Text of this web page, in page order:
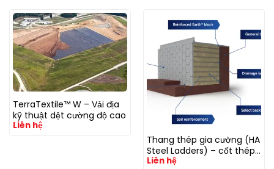
TerraTextile™ W – Vải địa
kỹ thuật dệt cường độ cao
Liên hệ
Thang thép gia cường (HA
Steel Ladders) – cốt thép
dạng thang
Liên hệ